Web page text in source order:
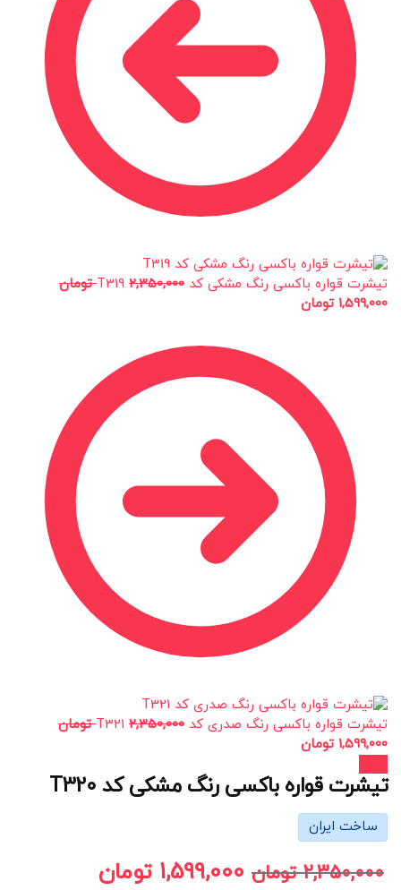
تیشرت قواره باکسی رنگ مشکی کد T319 2,350,000
تومان
1,599,000 تومان
تیشرت قواره باکسی رنگ صدری کد T321 2,350,000
تومان
1,599,000 تومان
تیشرت قواره باکسی رنگ مشکی کد T320
ساخت ایران
2,350,000 تومان 1,599,000 تومان